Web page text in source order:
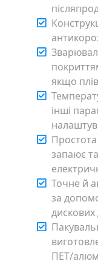
якщо
інші
Простота
запаює
Точне й
за
дискових
ПЕТ/